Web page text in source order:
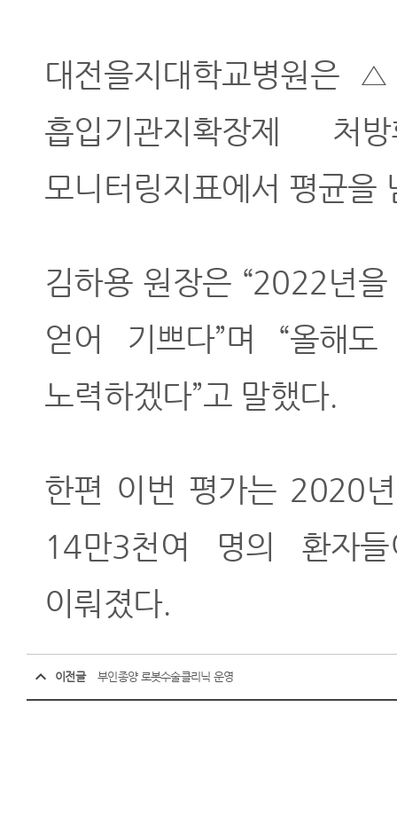
대전을지대학교병원은
흡입기관지확장제
모니터링지표에서 평균을
김하용 원장은 “2022년
얻어 기쁘다”며 “올해
노력하겠다”고 말했다.
한편 이번 평가는 2020
14만3천여 명의 환자
이뤄졌다.
이전글 부인종양 로봇수술클리닉 운영